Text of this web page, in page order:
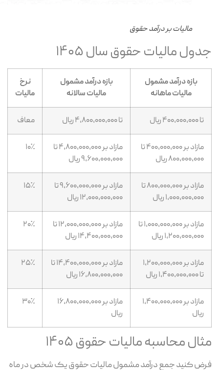
مالیات بر درآمد حقوق
مالیات حقوق سال ۱۴۰۵
بازه درآمد مشمول
مالیات ماهانه
بازه درآمد مشمول
مالیات سالانه
مالیات
معاف
مازاد بر ۴۰۰,۰۰۰,۰۰۰ تا
۸۰۰,۰۰۰,۰۰۰ ریال
مازاد بر ۴,۸۰۰,۰۰۰,۰۰۰ تا
۹,۶۰۰,۰۰۰,۰۰۰ ریال
مازاد بر ۸۰۰,۰۰۰,۰۰۰ تا
۱,۰۰۰,۰۰۰,۰۰۰ ریال
مازاد بر ۹,۶۰۰,۰۰۰,۰۰۰ تا
۱۲,۰۰۰,۰۰۰,۰۰۰ ریال
مازاد بر ۱,۰۰۰,۰۰۰,۰۰۰ تا
۱,۲۰۰,۰۰۰,۰۰۰ ریال
مازاد بر ۱۲,۰۰۰,۰۰۰,۰۰۰ تا
۱۴,۴۰۰,۰۰۰,۰۰۰ ریال
مازاد بر ۱,۲۰۰,۰۰۰,۰۰۰
مازاد بر ۱۴,۴۰۰,۰۰۰,۰۰۰ تا
۱۶,۸۰۰,۰۰۰,۰۰۰ ریال
۲۵٪
مازاد بر ۱,۴۰۰,۰۰۰,۰۰۰
مازاد بر ۱۶,۸۰۰,۰۰۰,۰۰۰
۳۰٪
محاسبه مالیات حقوق ۱۴۰۵
کنید جمع درآمد مشمول مالیات حقوق یک شخص در ماه